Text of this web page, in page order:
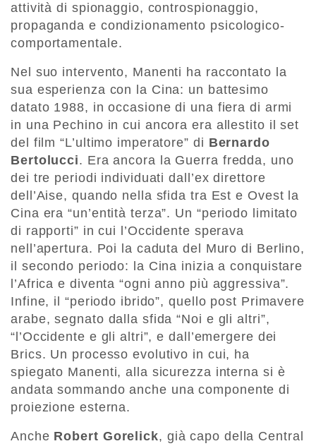
attività di spionaggio, controspionaggio,
propaganda e condizionamento psicologico-
comportamentale.
Nel suo intervento, Manenti ha raccontato la
sua esperienza con la Cina: un battesimo
datato 1988, in occasione di una fiera di armi
in una Pechino in cui ancora era allestito il set
del film “L’ultimo imperatore” di Bernardo
Bertolucci. Era ancora la Guerra fredda, uno
dei tre periodi individuati dall’ex direttore
dell’Aise, quando nella sfida tra Est e Ovest la
Cina era “un’entità terza”. Un “periodo limitato
di rapporti” in cui l’Occidente sperava
nell’apertura. Poi la caduta del Muro di Berlino,
il secondo periodo: la Cina inizia a conquistare
l’Africa e diventa “ogni anno più aggressiva”.
Infine, il “periodo ibrido”, quello post Primavere
arabe, segnato dalla sfida “Noi e gli altri”,
“l’Occidente e gli altri”, e dall’emergere dei
Brics. Un processo evolutivo in cui, ha
spiegato Manenti, alla sicurezza interna si è
andata sommando anche una componente di
proiezione esterna.
Anche Robert Gorelick, già capo della Central